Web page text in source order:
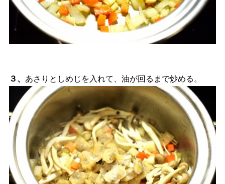
３、 あさりとしめじを入れて、油が回るまで炒める。